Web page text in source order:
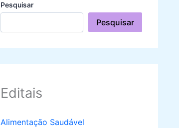
Pesquisar
Pesquisar
Editais
Alimentação Saudável